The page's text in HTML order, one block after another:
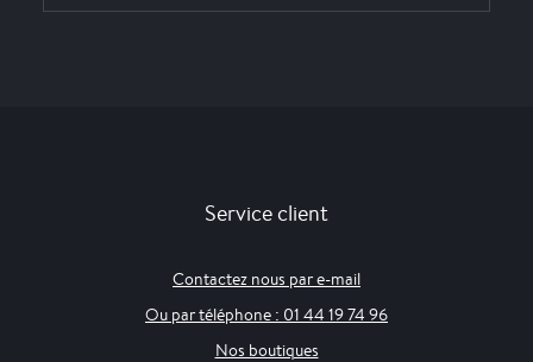
Service client
Contactez nous par e-mail
Ou par téléphone : 01 44 19 74 96
Nos boutiques